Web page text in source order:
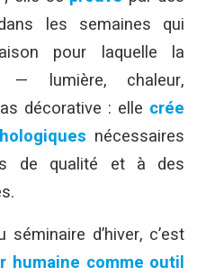
les semaines qui
pour laquelle la
— lumière, chaleur,
décorative : elle crée
nécessaires
de qualité et à des
d’hiver, c’est
humaine comme outil